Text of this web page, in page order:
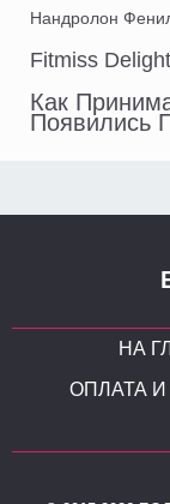
Нандролон
Fitmiss
Как
Появились
НА
ОПЛАТА И